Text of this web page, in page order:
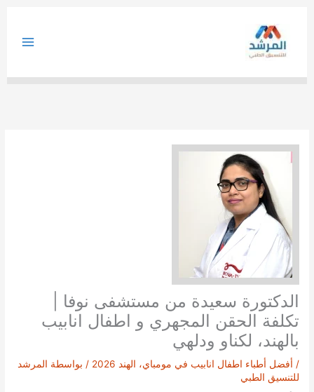
الدكتورة سعيدة من مستشفى نوفا |
تكلفة الحقن المجهري و اطفال انابيب
بالهند، لكناو ودلهي
/ أفضل أطباء اطفال انابيب في مومباي، الهند 2026 / بواسطة المرشد
للتنسيق الطبي